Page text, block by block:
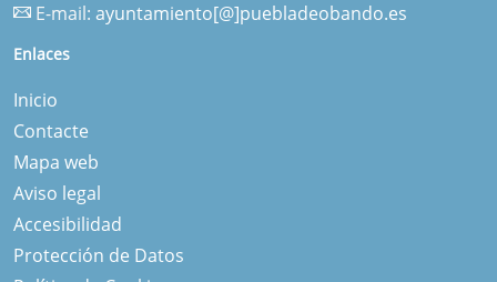
E-mail: ayuntamiento[@]puebladeobando.es
Enlaces
Inicio
Contacte
Mapa web
Aviso legal
Accesibilidad
Protección de Datos